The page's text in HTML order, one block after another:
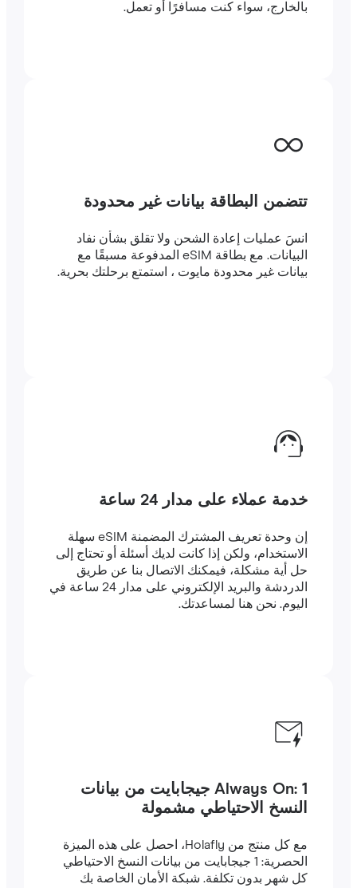
بالخارج، سواء كنت مسافرًا أو تعمل.
تتضمن البطاقة بيانات غير محدودة
انسَ عمليات إعادة الشحن ولا تقلق بشأن نفاد
البيانات. مع بطاقة eSIM المدفوعة مسبقًا مع
بيانات غير محدودة مايوت ، استمتع برحلتك بحرية.
خدمة عملاء على مدار 24 ساعة
إن وحدة تعريف المشترك المضمنة eSIM سهلة
الاستخدام، ولكن إذا كانت لديك أسئلة أو تحتاج إلى
حل أية مشكلة، فيمكنك الاتصال بنا عن طريق
الدردشة والبريد الإلكتروني على مدار 24 ساعة في
اليوم. نحن هنا لمساعدتك.
Always On: 1 جيجابايت من بيانات
النسخ الاحتياطي مشمولة
مع كل منتج من Holafly، احصل على هذه الميزة
الحصرية: 1 جيجابايت من بيانات النسخ الاحتياطي
كل شهر بدون تكلفة. شبكة الأمان الخاصة بك